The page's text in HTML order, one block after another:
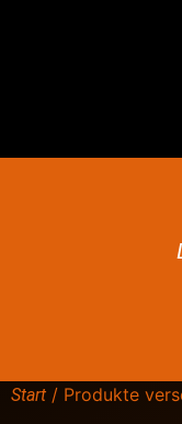
Start / Produkte